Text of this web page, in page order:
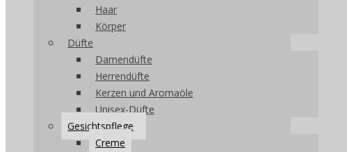
Haar
Körper
Düfte
Damendüfte
Herrendüfte
Kerzen und Aromaöle
Unisex-Düfte
Gesichtspflege
Creme